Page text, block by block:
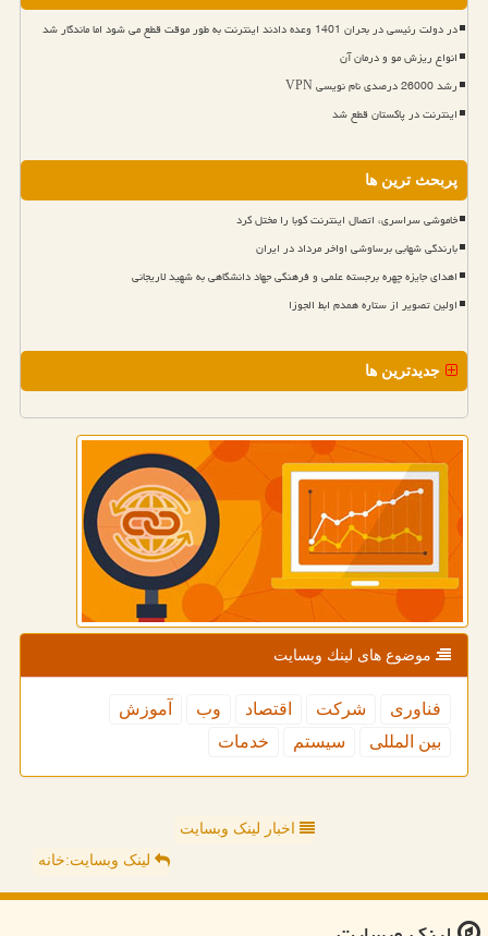
در دولت رئیسی در بحران 1401 وعده دادند اینترنت به طور موقت قطع می شود اما ماندگار شد
انواع ریزش مو و درمان آن
رشد 26000 درصدی نام نویسی VPN
اینترنت در پاکستان قطع شد
پربحث ترین ها
خاموشی سراسری، اتصال اینترنت کوبا را مختل کرد
بارندگی شهابی برساوشی اواخر مرداد در ایران
اهدای جایزه چهره برجسته علمی و فرهنگی جهاد دانشگاهی به شهید لاریجانی
اولین تصویر از ستاره همدم ابط الجوزا
جدیدترین ها
موضوع های لینك وبسایت
فناوری شركت اقتصاد وب
آموزش
بین المللی
سیستم خدمات
اخبار لینک وبسایت
لینک وبسایت:خانه